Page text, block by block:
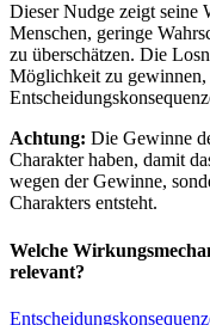
Dieser Nudge zeigt seine
Menschen, geringe
zu überschätzen. Die
Möglichkeit zu gewinnen,
Achtung: Die Gewinne
Charakter haben, damit
wegen der Gewinne,
Charakters entsteht.
Welche
relevant?